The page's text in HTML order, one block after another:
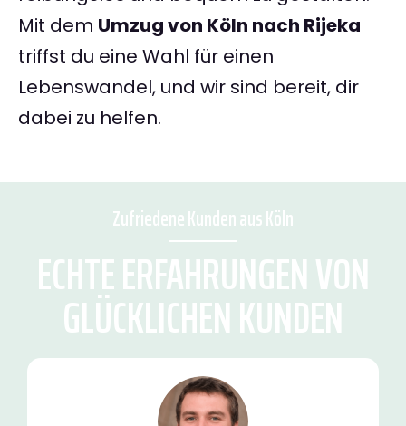
Mit dem Umzug von Köln nach Rijeka
triffst du eine Wahl für einen
Lebenswandel, und wir sind bereit, dir
dabei zu helfen.
Zufriedene Kunden aus Köln
ECHTE ERFAHRUNGEN VON
GLÜCKLICHEN KUNDEN